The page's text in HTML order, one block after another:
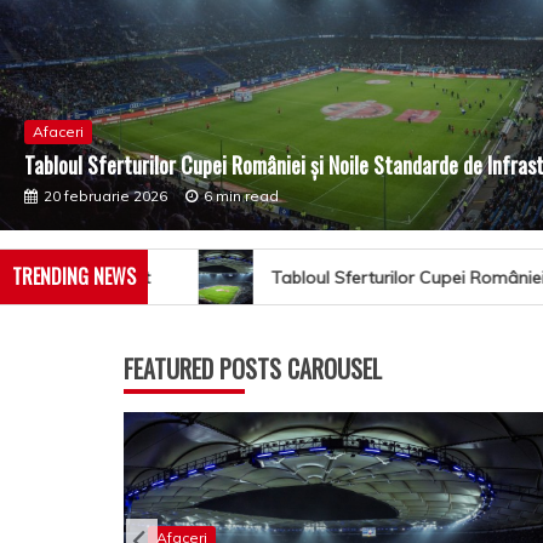
Afaceri
Tabloul Sferturilor Cupei României și Noile Standarde de
20 februarie 2026 6 min read
TRENDING NEWS
Tabloul Sferturilor Cupei României și Noile Standarde de
FEATURED POSTS CAROUSEL
Afaceri